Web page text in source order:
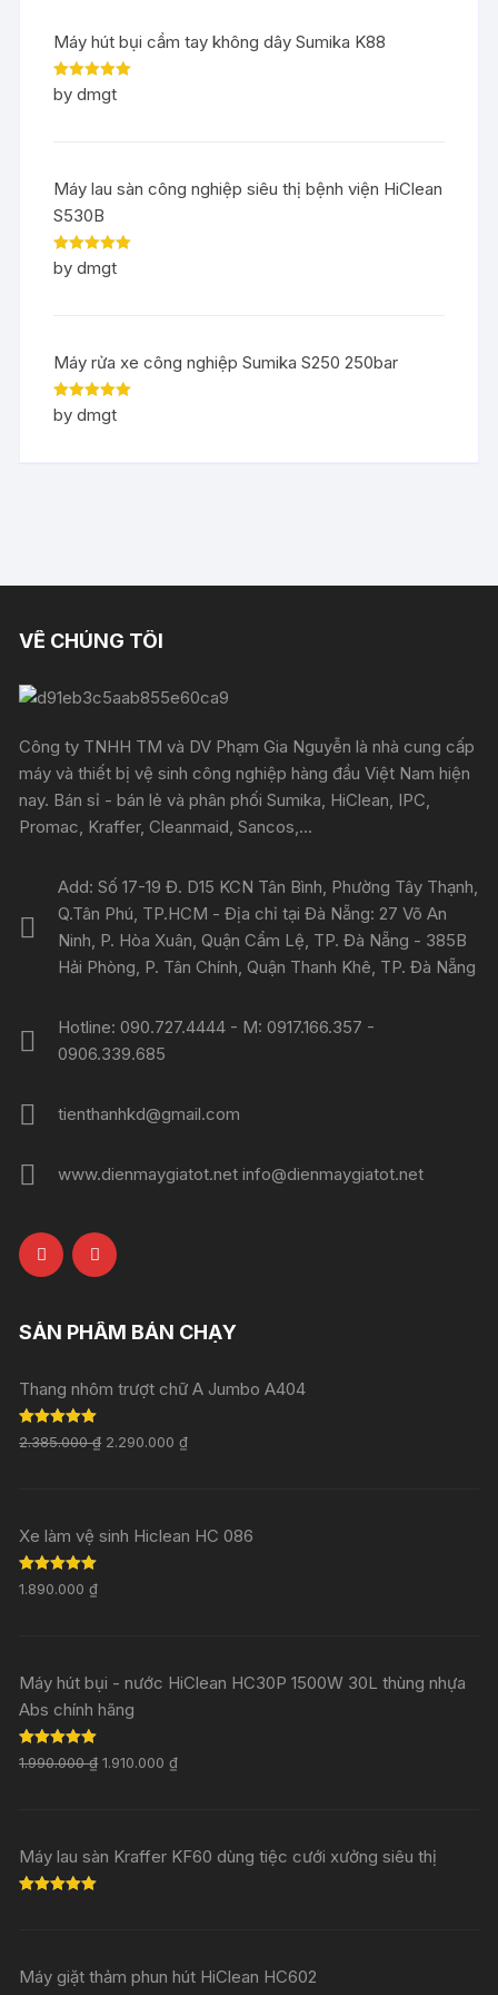
Máy hút bụi cầm tay không dây Sumika K88
Rated5out
of 5
by dmgt
Máy lau sàn công nghiệp siêu thị bệnh viện HiClean
S530B
Rated5out
of 5
by dmgt
Máy rửa xe công nghiệp Sumika S250 250bar
Rated5out
of 5
by dmgt
VỀ CHÚNG TÔI
Công ty TNHH TM và DV Phạm Gia Nguyễn là nhà cung cấp
máy và thiết bị vệ sinh công nghiệp hàng đầu Việt Nam hiện
nay. Bán sỉ - bán lẻ và phân phối Sumika, HiClean, IPC,
Promac, Kraffer, Cleanmaid, Sancos,...
Add: Số 17-19 Đ. D15 KCN Tân Bình, Phường Tây Thạnh,
Q.Tân Phú, TP.HCM - Địa chỉ tại Đà Nẵng: 27 Võ An
Ninh, P. Hòa Xuân, Quận Cẩm Lệ, TP. Đà Nẵng - 385B
Hải Phòng, P. Tân Chính, Quận Thanh Khê, TP. Đà Nẵng
Hotline: 090.727.4444 - M: 0917.166.357 -
0906.339.685
tienthanhkd@gmail.com
www.dienmaygiatot.net info@dienmaygiatot.net
SẢN PHẨM BÁN CHẠY
Thang nhôm trượt chữ A Jumbo A404
Rated 5.00
out of 5
2.385.000₫ 2.290.000₫
Xe làm vệ sinh Hiclean HC 086
Rated 5.00
out of 5
1.890.000₫
Máy hút bụi - nước HiClean HC30P 1500W 30L thùng nhựa
Abs chính hãng
Rated 5.00
out of 5
1.990.000₫ 1.910.000₫
Máy lau sàn Kraffer KF60 dùng tiệc cưới xưởng siêu thị
Máy giặt thảm phun hút HiClean HC602